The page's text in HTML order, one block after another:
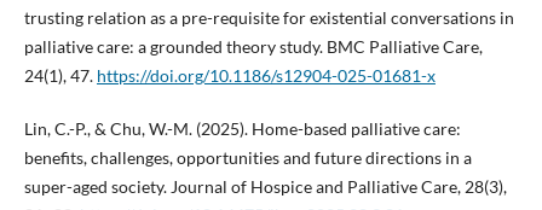
trusting relation as a pre-requisite for existential conversations in
palliative care: a grounded theory study. BMC Palliative Care,
24(1), 47. https://doi.org/10.1186/s12904-025-01681-x
Lin, C.-P., & Chu, W.-M. (2025). Home-based palliative care:
benefits, challenges, opportunities and future directions in a
super-aged society. Journal of Hospice and Palliative Care, 28(3),